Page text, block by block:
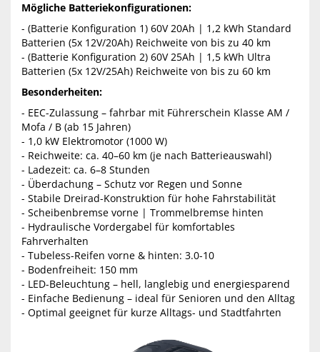
Mögliche Batteriekonfigurationen:
- (Batterie Konfiguration 1) 60V 20Ah | 1,2 kWh Standard
Batterien (5x 12V/20Ah) Reichweite von bis zu 40 km
- (Batterie Konfiguration 2) 60V 25Ah | 1,5 kWh Ultra
Batterien (5x 12V/25Ah) Reichweite von bis zu 60 km
Besonderheiten:
- EEC-Zulassung – fahrbar mit Führerschein Klasse AM /
Mofa / B (ab 15 Jahren)
- 1,0 kW Elektromotor (1000 W)
- Reichweite: ca. 40–60 km (je nach Batterieauswahl)
- Ladezeit: ca. 6–8 Stunden
- Überdachung – Schutz vor Regen und Sonne
- Stabile Dreirad-Konstruktion für hohe Fahrstabilität
- Scheibenbremse vorne | Trommelbremse hinten
- Hydraulische Vordergabel für komfortables
Fahrverhalten
- Tubeless-Reifen vorne & hinten: 3.0-10
- Bodenfreiheit: 150 mm
- LED-Beleuchtung – hell, langlebig und energiesparend
- Einfache Bedienung – ideal für Senioren und den Alltag
- Optimal geeignet für kurze Alltags- und Stadtfahrten